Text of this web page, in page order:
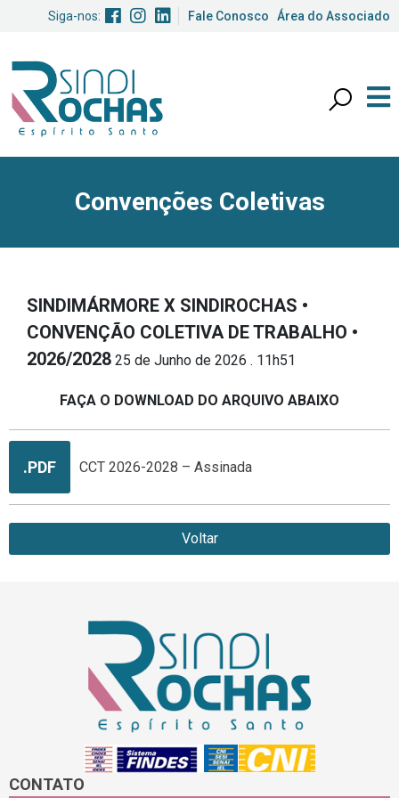
Siga-nos: Fale Conosco Área do Associado
Convenções Coletivas
SINDIMÁRMORE X SINDIROCHAS •
CONVENÇÃO COLETIVA DE TRABALHO •
2026/2028 25 de Junho de 2026 . 11h51
FAÇA O DOWNLOAD DO ARQUIVO ABAIXO
.PDF CCT 2026-2028 – Assinada
Voltar
CONTATO